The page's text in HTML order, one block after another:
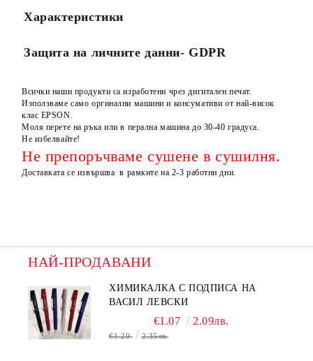
Характеристики
Защита на личните данни- GDPR
Всички наши продукти са изработени чрез дигитален печат.
Използваме само оргинални машини и консумативи от най-висок
клас EPSON.
Моля перете на ръка или в перална машина до 30-40 градуса.
Не избелвайте!
Не препоръчваме сушене в сушилня.
Доставката се извършва в рамките на 2-3 работни дни.
НАЙ-ПРОДАВАНИ
ХИМИКАЛКА С ПОДПИСА НА
ВАСИЛ ЛЕВСКИ
€1.07 2.09лв.
€1.20 2.35лв.